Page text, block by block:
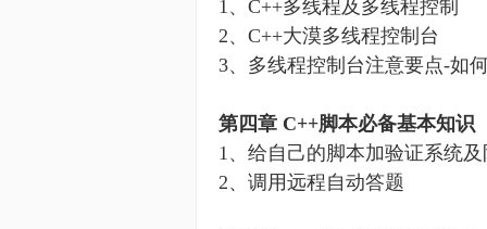
1、 C++多线程及多线程控制
2、 C++大漠多线程控制台
3、多线程控制台注意要点-如
第四章 C++脚本必备基本知识
1、给自己的脚本加验证系统
2、调用远程自动答题